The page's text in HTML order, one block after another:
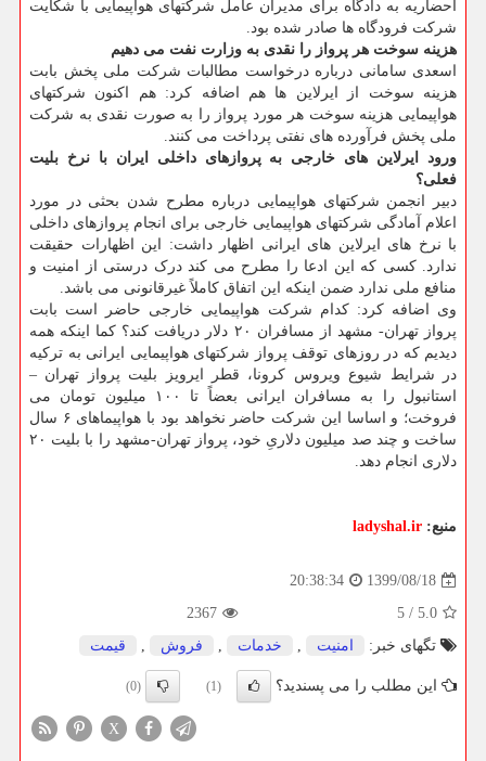
احضاریه به دادگاه برای مدیران عامل شرکتهای هواپیمایی با شکایت
شرکت فرودگاه ها صادر شده بود.
هزینه سوخت هر پرواز را نقدی به وزارت نفت می دهیم
اسعدی سامانی درباره درخواست مطالبات شرکت ملی پخش بابت
هزینه سوخت از ایرلاین ها هم اضافه کرد: هم اکنون شرکتهای
هواپیمایی هزینه سوخت هر مورد پرواز را به صورت نقدی به شرکت
ملی پخش فرآورده های نفتی پرداخت می کنند.
ورود ایرلاین های خارجی به پروازهای داخلی ایران با نرخ بلیت
فعلی؟
دبیر انجمن شرکتهای هواپیمایی درباره مطرح شدن بحثی در مورد
اعلام آمادگی شرکتهای هواپیمایی خارجی برای انجام پروازهای داخلی
با نرخ های ایرلاین های ایرانی اظهار داشت: این اظهارات حقیقت
ندارد. کسی که این ادعا را مطرح می کند درک درستی از امنیت و
منافع ملی ندارد ضمن اینکه این اتفاق کاملاً غیرقانونی می باشد.
وی اضافه کرد: کدام شرکت هواپیمایی خارجی حاضر است بابت
پرواز تهران- مشهد از مسافران ۲۰ دلار دریافت کند؟ کما اینکه همه
دیدیم که در روزهای توقف پرواز شرکتهای هواپیمایی ایرانی به ترکیه
در شرایط شیوع ویروس کرونا، قطر ایرویز بلیت پرواز تهران –
استانبول را به مسافران ایرانی بعضاً تا ۱۰۰ میلیون تومان می
فروخت؛ و اساسا این شرکت حاضر نخواهد بود با هواپیماهای ۶ سال
ساخت و چند صد میلیون دلاریِ خود، پرواز تهران-مشهد را با بلیت ۲۰
دلاری انجام دهد.
منبع: ladyshal.ir
1399/08/18
20:38:34
5.0
/
5
2367
تگهای خبر:
امنیت , خدمات , فروش , قیمت
این مطلب را می پسندید؟ (1)
(0)
X